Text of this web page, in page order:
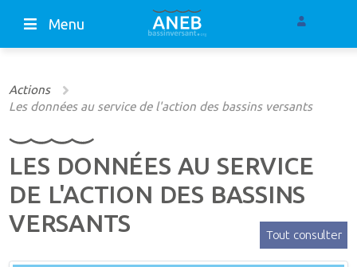
Menu
Actions
Les données au service de l'action des bassins versants
LES DONNÉES AU SERVICE
DE L'ACTION DES BASSINS
VERSANTS
Tout consulter